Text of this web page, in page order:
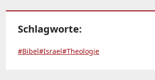
Schlagworte:
#Bibel#Israel#Theologie